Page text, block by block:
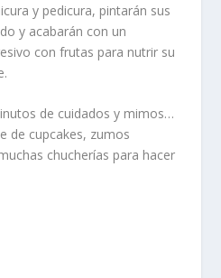
y pedicura, pintarán sus
y acabarán con un
con frutas para nutrir su
de cuidados y mimos…
de cupcakes, zumos
chucherías para hacer